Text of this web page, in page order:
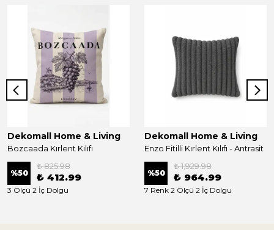
Dekomall Home & Living
Bozcaada Kırlent Kılıfı
%50
₺ 825.98
₺ 412.99
3 Ölçü 2 İç Dolgu
Dekomall Home & Living
Enzo Fitilli Kırlent Kılıfı - Antrasit
%50
₺ 1,929.98
₺ 964.99
7 Renk 2 Ölçü 2 İç Dolgu